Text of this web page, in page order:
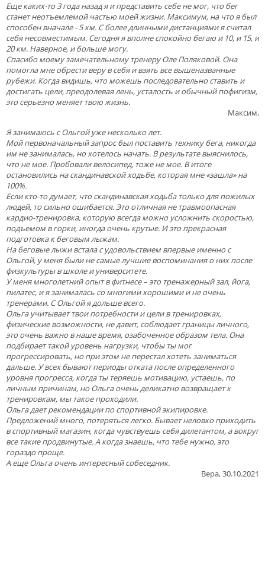
Еще каких-то 3 года назад я и представить себе не мог, что бег
станет неотъемлемой частью моей жизни. Максимум, на что я был
способен вначале - 5 км. С более длинными дистанциями я считал
себя несовместимым. Сегодня я вполне спокойно бегаю и 10, и 15, и
20 км. Наверное, и больше могу.
Спасибо моему замечательному тренеру Оле Поляковой. Она
помогла мне обрести веру в себя и взять все вышеназванные
рубежи. Когда видишь, что можешь последовательно ставить и
достигать цели, преодолевая лень, усталость и обычный пофигизм,
это серьезно меняет твою жизнь.
Максим,
Я занимаюсь с Ольгой уже несколько лет.
Мой первоначальный запрос был поставить технику бега, никогда
им не занималась, но хотелось начать. В результате выяснилось,
что не мое. Пробовали велосипед, тоже не мое. В итоге
остановились на скандинавской ходьбе, которая мне «зашла» на
100%.
Если кто-то думает, что скандинавская ходьба только для пожилых
людей, то сильно ошибается. Это отличная не травмоопасная
кардио-тренировка, которую всегда можно усложнить скоростью,
подъемом в горки, иногда очень крутые. И это прекрасная
подготовка к беговым лыжам.
На беговые лыжи встала с удовольствием впервые именно с
Ольгой, у меня были не самые лучшие воспоминания о них после
физкультуры в школе и университете.
У меня многолетний опыт в фитнесе – это тренажерный зал, йога,
пилатес, и я занималась со многими хорошими и не очень
тренерами. С Ольгой я дольше всего.
Ольга учитывает твои потребности и цели в тренировках,
физические возможности, не давит, соблюдает границы личного,
это очень важно в наше время, озабоченное образом тела. Она
подбирает такой уровень нагрузки, чтобы ты мог
прогрессировать, но при этом не перестал хотеть заниматься
дальше. У всех бывают периоды отката после определенного
уровня прогресса, когда ты теряешь мотивацию, устаешь, по
личным причинам, но Ольга очень деликатно возвращает к
тренировкам, мы такое проходили.
Ольга дает рекомендации по спортивной экипировке.
Предложений много, потеряться легко. Бывает неловко приходить
в спортивный магазин, когда чувствуешь себя дилетантом, а вокруг
все такие продвинутые. А когда знаешь, что тебе нужно, это
гораздо проще.
А еще Ольга очень интересный собеседник.
Вера, 30.10.2021